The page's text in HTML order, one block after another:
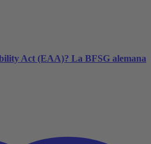
Act (EAA)? La BFSG alemana